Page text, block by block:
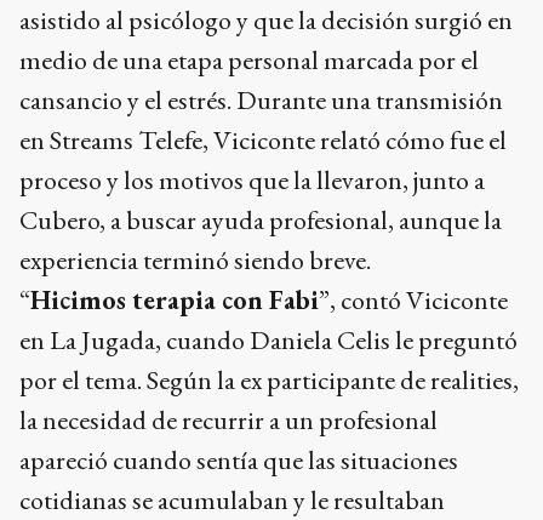
asistido al psicólogo y que la decisión surgió en
medio de una etapa personal marcada por el
cansancio y el estrés. Durante una transmisión
en Streams Telefe, Viciconte relató cómo fue el
proceso y los motivos que la llevaron, junto a
Cubero, a buscar ayuda profesional, aunque la
experiencia terminó siendo breve.
“Hicimos terapia con Fabi”, contó Viciconte
en La Jugada, cuando Daniela Celis le preguntó
por el tema. Según la ex participante de realities,
la necesidad de recurrir a un profesional
apareció cuando sentía que las situaciones
cotidianas se acumulaban y le resultaban